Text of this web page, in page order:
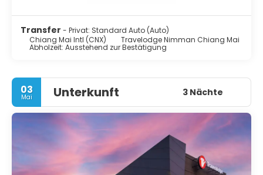
Transfer - Privat: Standard Auto (Auto)
Chiang Mai Intl (CNX)
Travelodge Nimman Chiang Mai
Abholzeit: Ausstehend zur Bestätigung
03
Mai Unterkunft 3 Nächte